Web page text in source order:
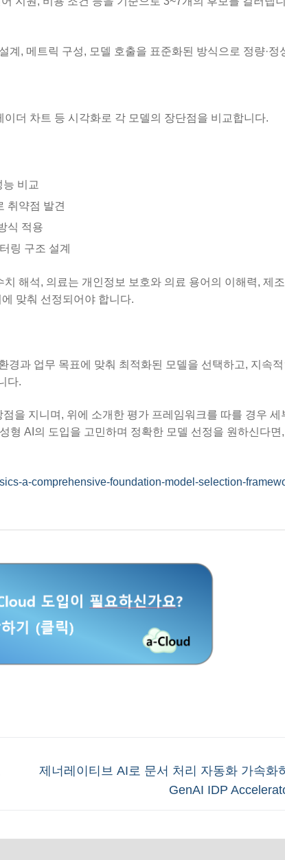
, 메트릭 구성, 모델 호출을 표준화된 방식으로 정량·정
더 차트 등 시각화로 각 모델의 장단점을 비교합니다.
비교
취약점 발견
식 적용
링 구조 설계
해석, 의료는 개인정보 보호와 의료 용어의 이해력, 제
맞춰 선정되어야 합니다.
경과 업무 목표에 맞춰 최적화된 모델을 선택하고, 지속
다.
을 지니며, 위에 소개한 평가 프레임워크를 따를 경우 세
형 AI의 도입을 고민하며 정확한 모델 선정을 원하신다면
a-comprehensive-foundation-model-selection-
Next
제너레이티브 AI로 문서 처리 자동화 가속화
GenAI IDP